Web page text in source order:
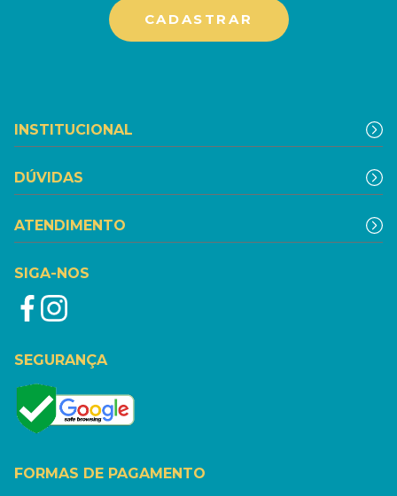
INSTITUCIONAL
DÚVIDAS
ATENDIMENTO
SIGA-NOS
SEGURANÇA
FORMAS DE PAGAMENTO